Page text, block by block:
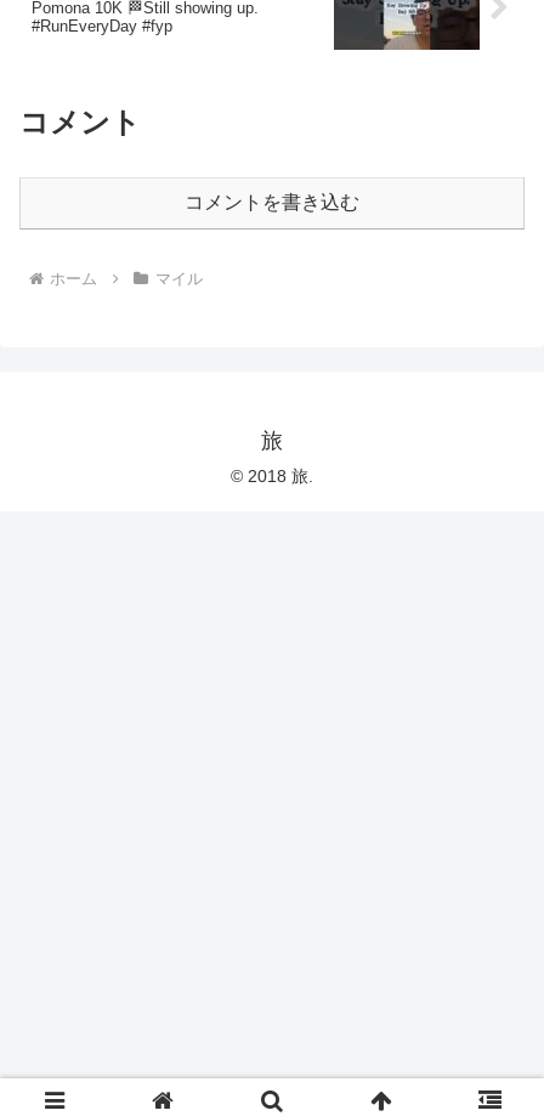
Pomona 10K 🏁Still showing up.
#RunEveryDay #fyp
コメント
コメントを書き込む
ホーム マイル
旅
© 2018 旅.